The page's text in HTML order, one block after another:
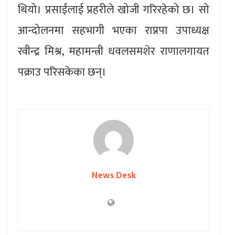
थियो। प्रसाईंलाई प्रहरीले खोजी गरिरहेको छ। सो
आन्दोलनमा सहभागी भएका राप्रपा उपाध्यक्ष
रवीन्द्र मिश्र, महामन्त्री धवलसमशेर राणालगायत
पक्राउ परिसकेका छन्।
News Desk